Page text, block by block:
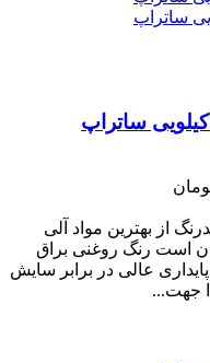
ساتراپ
از بهترین مواد آلی
است رنگ روغنی براق
عالی در ﺑﺮاﺑﺮ ﺳﺎﯾﺶ
ﺟﻬﺖ...